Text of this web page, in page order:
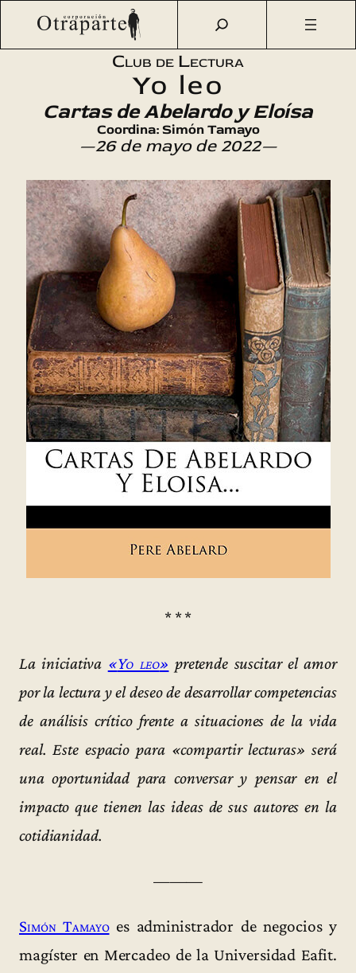
Saltar
Otraparte.org/Agenda Cultural /Talleres
Club de
Lectura «Yo leo»: Cartas de Abelardo y Eloísa
Club de Lectura
Yo leo
Cartas de Abelardo y Eloísa
Coordina: Simón Tamayo
—26 de mayo de 2022—
* * *
La iniciativa «Yo leo» pretende suscitar el amor
por la lectura y el deseo de desarrollar competencias
de análisis crítico frente a situaciones de la vida
real. Este espacio para «compartir lecturas» será
una oportunidad para conversar y pensar en el
impacto que tienen las ideas de sus autores en la
cotidianidad.
———
Simón Tamayoes administrador de negocios y
magíster en Mercadeo de la Universidad Eafit.